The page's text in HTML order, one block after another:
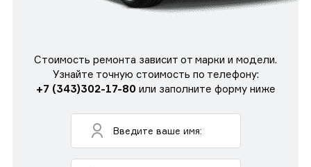
Стоимость ремонта зависит от марки и модели.
Узнайте точную стоимость по телефону:
+7 (343)302-17-80 или заполните форму ниже